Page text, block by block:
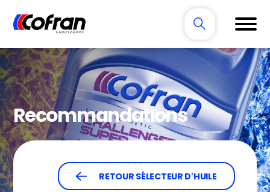
Recommandations
RETOUR SÉLECTEUR D'HUILE